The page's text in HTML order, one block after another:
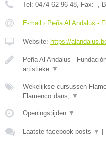
Tel: 0474 62 96 48, Fax: -,
E-mail › Peña Al Andalus -
Website: https://
Peña Al Andalus -
artistieke ▼
Wekelijkse cursussen
Flamenco dans, ▼
Openingstijden ▼
Laatste facebook posts ▼